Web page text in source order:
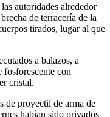
autoridades alrededor
de terracería de la
tirados, lugar al que
a balazos, a
fosforescente con
cristal.
de proyectil de arma de
habían sido privados